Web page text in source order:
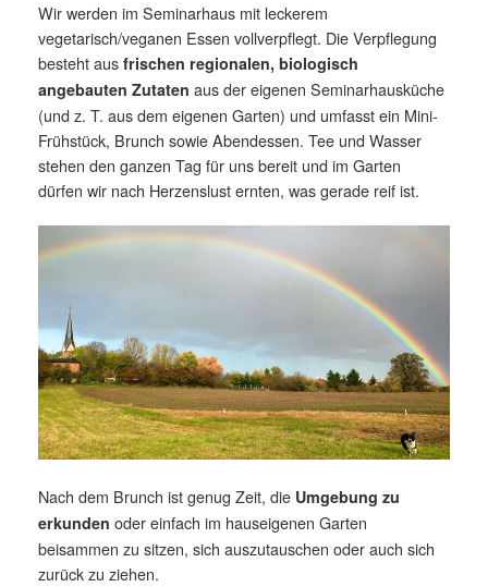
Wir werden im Seminarhaus mit leckerem
vegetarisch/veganen Essen vollverpflegt. Die Verpflegung
besteht ausfrischen regionalen, biologisch
angebauten Zutatenaus der eigenen Seminarhausküche
(und z. T. aus dem eigenen Garten) und umfasst ein Mini-
Frühstück, Brunch sowie Abendessen. Tee und Wasser
stehen den ganzen Tag für uns bereit und im Garten
dürfen wir nach Herzenslust ernten, was gerade reif ist.
Nach dem Brunch ist genug Zeit, die Umgebung zu
erkunden oder einfach im hauseigenen Garten
beisammen zu sitzen, sich auszutauschen oder auch sich
zurück zu ziehen.